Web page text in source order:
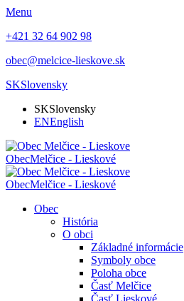
Menu
+421 32 64 902 98
obec@melcice-lieskove.sk
SKSlovensky
SKSlovensky
ENEnglish
ObecMelčice - Lieskové
ObecMelčice - Lieskové
Obec
História
O obci
Základné informácie
Symboly obce
Poloha obce
Časť Melčice
Časť Lieskové